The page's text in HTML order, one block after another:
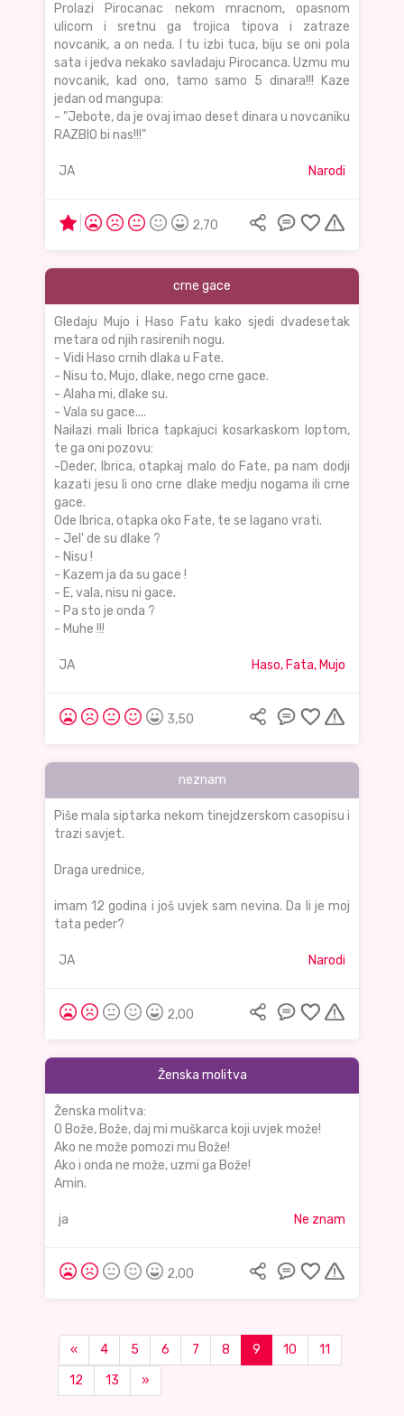
Prolazi Pirocanac nekom mracnom, opasnom
ulicom i sretnu ga trojica tipova i zatraze
novcanik, a on neda. I tu izbi tuca, biju se oni pola
sata i jedva nekako savladaju Pirocanca. Uzmu mu
novcanik, kad ono, tamo samo 5 dinara!!! Kaze
jedan od mangupa:
- "Jebote, da je ovaj imao deset dinara u novcaniku
RAZBIO bi nas!!!"
JA Narodi
2,70
crne gace
Gledaju Mujo i Haso Fatu kako sjedi dvadesetak
metara od njih rasirenih nogu.
- Vidi Haso crnih dlaka u Fate.
- Nisu to, Mujo, dlake, nego crne gace.
- Alaha mi, dlake su.
- Vala su gace....
Nailazi mali Ibrica tapkajuci kosarkaskom loptom,
te ga oni pozovu:
-Deder, Ibrica, otapkaj malo do Fate, pa nam dodji
kazati jesu li ono crne dlake medju nogama ili crne
gace.
Ode Ibrica, otapka oko Fate, te se lagano vrati.
- Jel' de su dlake ?
- Nisu !
- Kazem ja da su gace !
- E, vala, nisu ni gace.
- Pa sto je onda ?
- Muhe !!!
JA Haso, Fata, Mujo
3,50
neznam
Piše mala siptarka nekom tinejdzerskom casopisu i
trazi savjet.
Draga urednice,
imam 12 godina i još uvjek sam nevina. Da li je moj
tata peder?
JA Narodi
2,00
Ženska molitva
Ženska molitva:
O Bože, Bože, daj mi muškarca koji uvjek može!
Ako ne može pomozi mu Bože!
Ako i onda ne može, uzmi ga Bože!
Amin.
ja Ne znam
2,00
« 4 5 6 7 8 9 10
11
12
13 »